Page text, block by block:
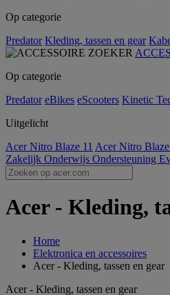
Op categorie
Predator Kleding, tassen en gear
Op categorie
Predator eBikes eScooters Kinetic
Uitgelicht
Acer Nitro Blaze 11 Acer Nitro
Zakelijk Onderwijs Ondersteuning
Acer - Kleding,
Home
Elektronica en accessoires
Acer - Kleding, tassen en gear
Acer - Kleding, tassen en gear